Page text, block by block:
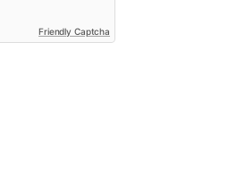
Friendly Captcha